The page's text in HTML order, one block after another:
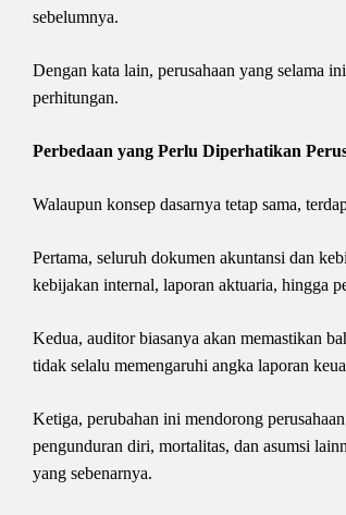
sebelumnya.
Dengan kata lain, perusahaan yang selama
perhitungan.
Perbedaan yang Perlu Diperhatikan
Walaupun konsep dasarnya tetap sama,
Pertama, seluruh dokumen akuntansi dan
kebijakan internal, laporan aktuaria, hingga
Kedua, auditor biasanya akan memastikan
tidak selalu memengaruhi angka laporan
Ketiga, perubahan ini mendorong
pengunduran diri, mortalitas, dan asumsi
yang sebenarnya.